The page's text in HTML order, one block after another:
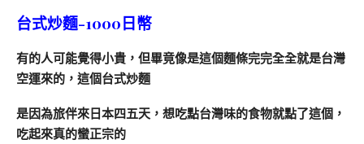
台式炒麵-1000日幣
有的人可能覺得小貴，但畢竟像是這個麵條完完全全就是台灣
空運來的，這個台式炒麵
是因為旅伴來日本四五天，想吃點台灣味的食物就點了這個，
吃起來真的蠻正宗的